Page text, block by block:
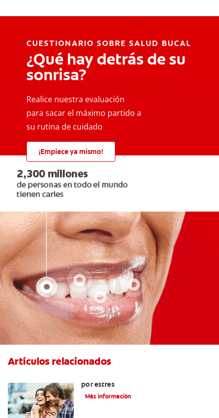
CUESTIONARIO SOBRE SALUD BUCAL
¿Qué hay detrás de su
sonrisa?
Realice nuestra evaluación
para sacar el máximo partido a
su rutina de cuidado
¡Empiece ya mismo!
Artículos relacionados
por estrés
Más información